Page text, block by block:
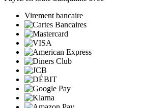
Virement bancaire